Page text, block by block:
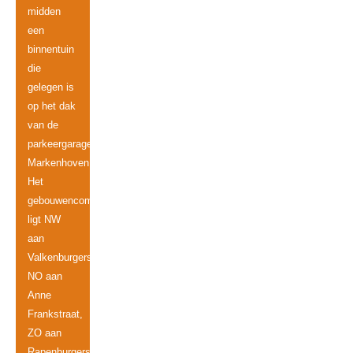
midden
een
binnentuin
die
gelegen is
op het dak
van de
parkeergarage
Markenhoven.
Het
gebouwencomplex
ligt NW
aan
Valkenburgerstraat,
NO aan
Anne
Frankstraat,
ZO aan